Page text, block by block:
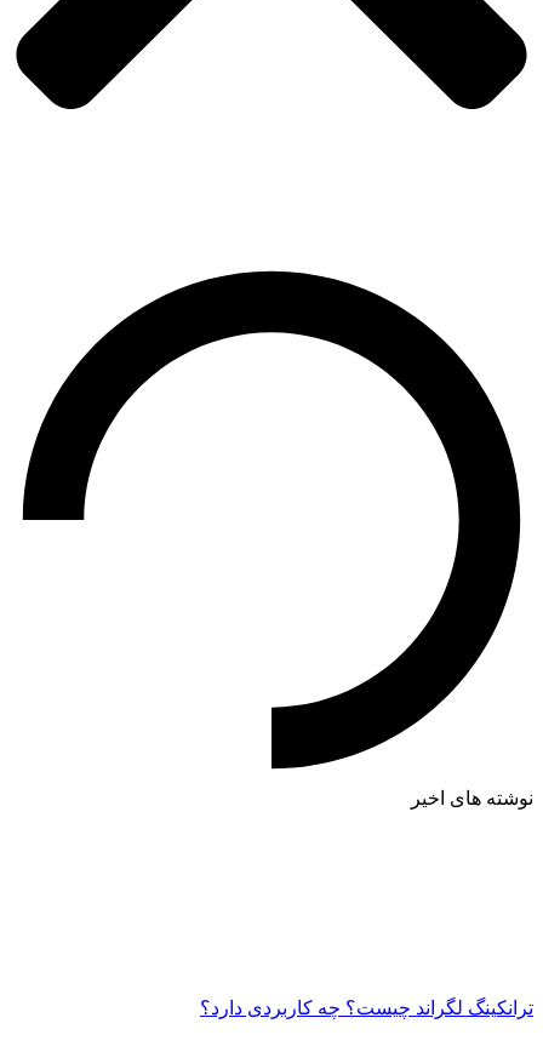
نوشته های اخیر
ترانکینگ لگراند چیست؟ چه کاربردی دارد؟